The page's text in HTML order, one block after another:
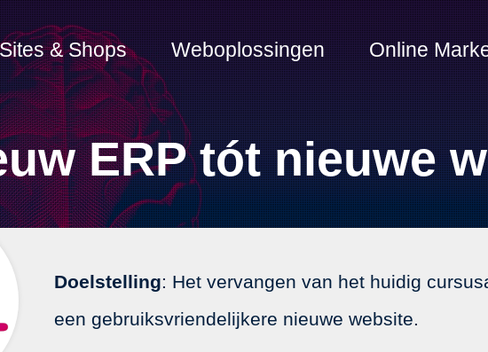
Sites & Shops Weboplossingen Online
ERP tót nieuwe
Doelstelling: Het vervangen van het huidig
een gebruiksvriendelijkere nieuwe website.